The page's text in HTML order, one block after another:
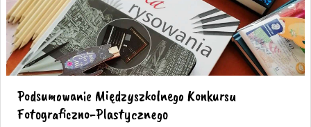
Podsumowanie Międzyszkolnego Konkursu
Fotograficzno-Plastycznego